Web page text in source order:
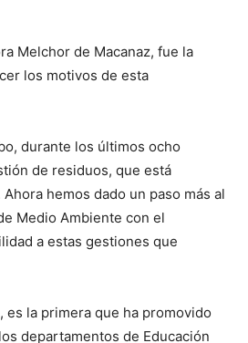
Melchor de Macanaz, fue la
los motivos de esta
durante los últimos ocho
de residuos, que está
hemos dado un paso más al
Medio Ambiente con el
a estas gestiones que
es la primera que ha promovido
departamentos de Educación